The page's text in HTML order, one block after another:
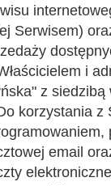
Serwisem)
i
z siedzibą
korzystania z
email